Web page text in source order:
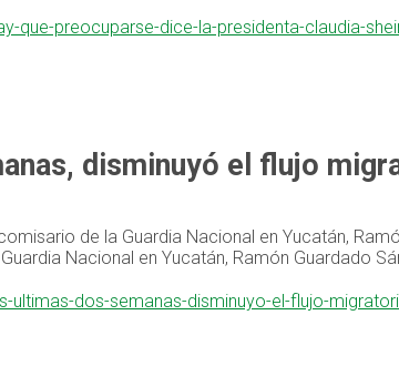
que-preocuparse-dice-la-presidenta-claudia-
disminuyó el flujo
de la Guardia Nacional en Yucatán,
Nacional en Yucatán, Ramón Guardado
dos-semanas-disminuyo-el-flujo-